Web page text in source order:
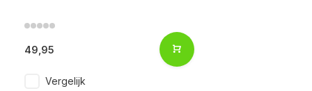
49,95
Vergelijk